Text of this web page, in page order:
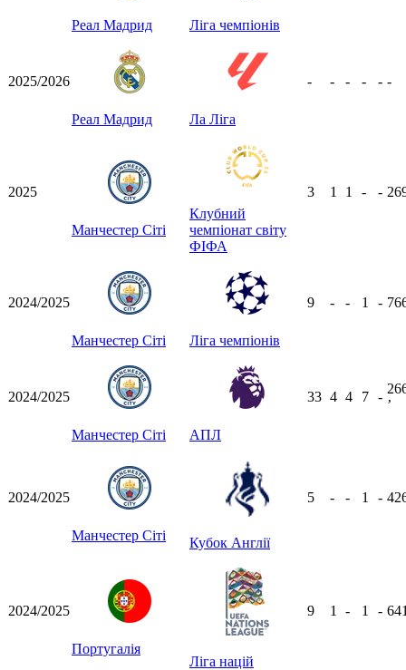
Реал Мадрид Ліга чемпіонів
2025/2026
Реал Мадрид Ла Ліга
- - - - - -
2025
Манчестер Сіті
Клубний
чемпіонат світу
ФІФА
3 1 1 - -
2024/2025
Манчестер Сіті Ліга чемпіонів
9 - - 1 -
2024/2025
Манчестер Сіті АПЛ
33 4 4 7 -
ʼ
2024/2025
Манчестер Сіті Кубок Англії
5 - - 1 -
2024/2025
Португалія
Ліга націй
9 1 - 1 -